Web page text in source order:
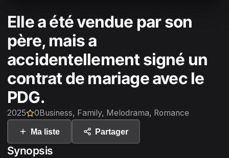
Elle a été vendue par son
père, mais a
accidentellement signé un
contrat de mariage avec le
PDG.
2025 0 Business, Family, Melodrama, Romance
Ma liste Partager
Synopsis